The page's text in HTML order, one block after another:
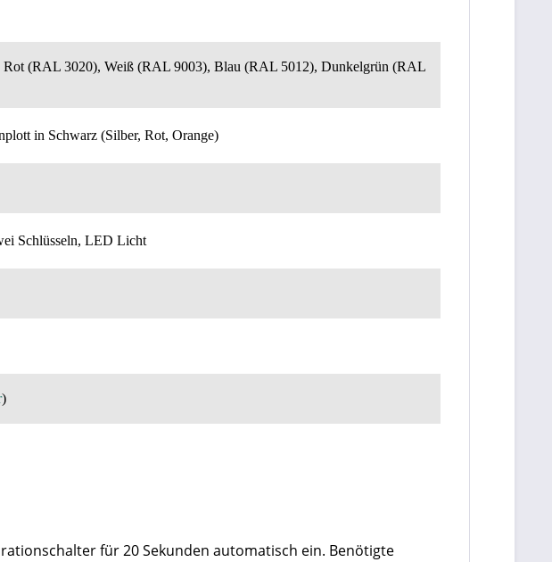
(RAL 3020), Weiß (RAL 9003), Blau (RAL 5012), Dunkelgrün (RAL
in Schwarz (Silber, Rot, Orange)
Schlüsseln, LED Licht
)
für 20 Sekunden automatisch ein. Benötigte